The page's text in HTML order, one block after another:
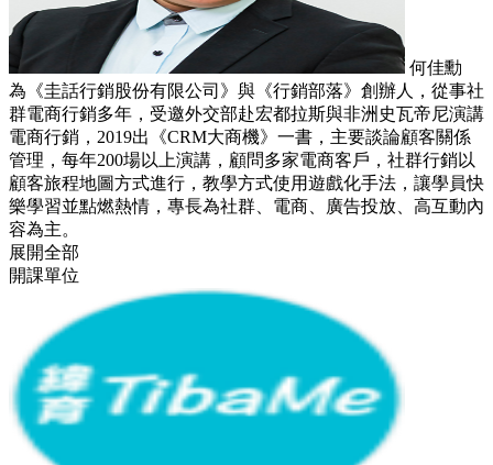
何佳勳
為《圭話行銷股份有限公司》與《行銷部落》創辦人，從事社
群電商行銷多年，受邀外交部赴宏都拉斯與非洲史瓦帝尼演講
電商行銷，2019出《CRM大商機》一書，主要談論顧客關係
管理，每年200場以上演講，顧問多家電商客戶，社群行銷以
顧客旅程地圖方式進行，教學方式使用遊戲化手法，讓學員快
樂學習並點燃熱情，專長為社群、電商、廣告投放、高互動內
容為主。
展開全部
開課單位